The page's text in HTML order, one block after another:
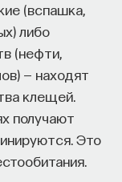
(вспашка,
либо
(нефти,
— находят
клещей.
получают
Это